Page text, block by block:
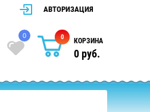
АВТОРИЗАЦИЯ
0 0 КОРЗИНА
0руб.